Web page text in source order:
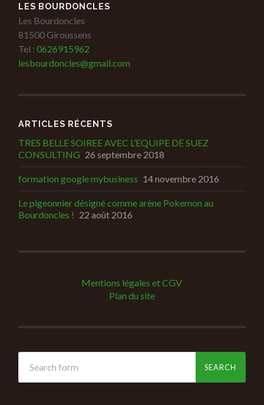
LES BOURDONCLES
Les Bourdoncles
81500 Giroussens
Tel : 0626915962
lesbourdoncles@gmail.com
ARTICLES RÉCENTS
TRES BELLE SOIREE AVEC L’EQUIPE DE SUEZ
CONSULTING 26 septembre 2018
formation google mybusiness 14 novembre 2016
Le pigeonnier désigné comme arène Pokemon au
Bourdoncles ! 22 août 2016
Mentions légales et CGV
Plan du site